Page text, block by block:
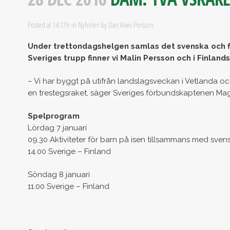
Posted at 14:17h in Nyheter by Dan Kiwii Persson
Under trettondagshelgen samlas det svenska
Sveriges trupp finner vi Malin Persson och i
– Vi har byggt på utifrån landslagsveckan i Vetlanda
en trestegsraket, säger Sveriges förbundskaptenen
Spelprogram
Lördag 7 januari
09.30 Aktiviteter för barn på isen tillsammans med
14.00 Sverige – Finland
Söndag 8 januari
11.00 Sverige – Finland